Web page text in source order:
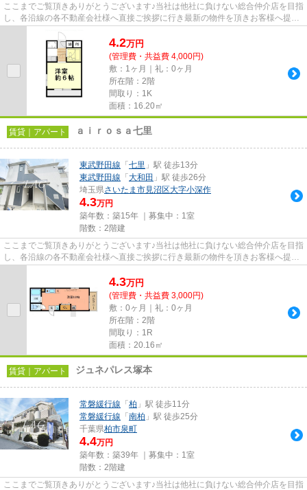
ここまでご覧頂きありがとうございます♪当社は他社に負けない総合仲介店を目指
し、各沿線の各不動産会社様へ直接ご挨拶に行き最新の物件を頂きお客様へ提供
しております！最新の情報は...
4.2万円
(管理費・共益費 4,000円)
敷：1ヶ月｜礼：0ヶ月
所在階：2階
間取り：1K
面積：16.20㎡
賃貸｜アパート ａｉｒｏｓａ七里
東武野田線 「 七里 」駅 徒歩13分
東武野田線 「 大和田 」駅 徒歩26分
埼玉県さいたま市見沼区大字小深作
4.3万円
築年数：築15年 ｜募集中： 1室
階数：2階建
ここまでご覧頂きありがとうございます♪当社は他社に負けない総合仲介店を目指
し、各沿線の各不動産会社様へ直接ご挨拶に行き最新の物件を頂きお客様へ提供
4.3万円
(管理費・共益費 3,000円)
敷：0ヶ月｜礼：0ヶ月
所在階：2階
間取り：1R
面積：20.16㎡
賃貸｜アパート ジュネパレス塚本
常磐緩行線 「 柏 」駅 徒歩11分
常磐緩行線 「 南柏 」駅 徒歩25分
千葉県柏市泉町
4.4万円
築年数：築39年 ｜募集中： 1室
階数：2階建
ここまでご覧頂きありがとうございます♪当社は他社に負けない総合仲介店を目指